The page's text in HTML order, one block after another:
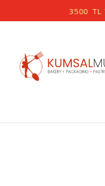
3500 TL VE ÜZERİ